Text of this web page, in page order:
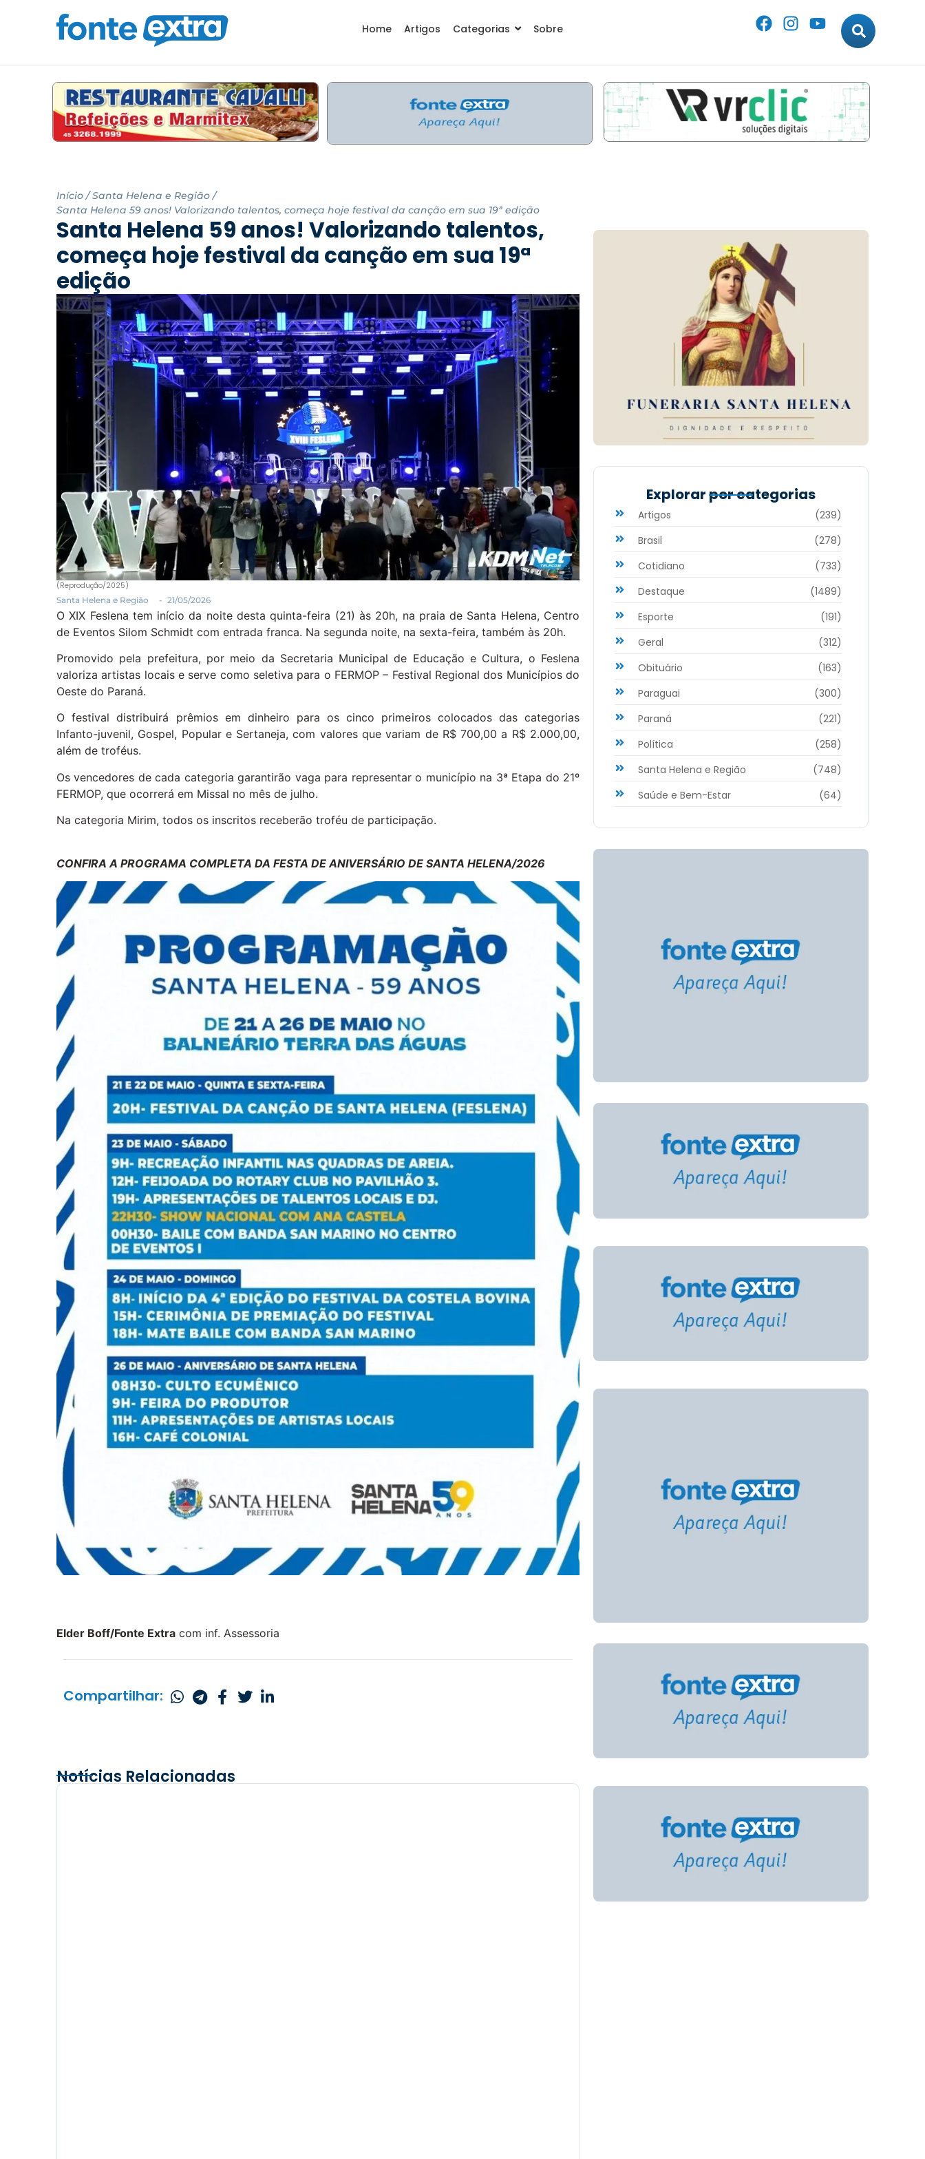
Home Artigos Categorias Sobre
Início / Santa Helena e Região /
Santa Helena 59 anos! Valorizando talentos, começa hoje festival da canção em sua 19ª edição
Santa Helena 59 anos! Valorizando talentos,
começa hoje festival da canção em sua 19ª
edição
(Reprodução/2025)
Santa Helena e Região
- 21/05/2026
O XIX Feslena tem início da noite desta quinta-feira (21) às 20h, na praia de Santa Helena, Centro
de Eventos Silom Schmidt com entrada franca. Na segunda noite, na sexta-feira, também às 20h.
Promovido pela prefeitura, por meio da Secretaria Municipal de Educação e Cultura, o Feslena
valoriza artistas locais e serve como seletiva para o FERMOP – Festival Regional dos Municípios do
Oeste do Paraná.
O festival distribuirá prêmios em dinheiro para os cinco primeiros colocados das categorias
Infanto-juvenil, Gospel, Popular e Sertaneja, com valores que variam de R$ 700,00 a R$ 2.000,00,
além de troféus.
Os vencedores de cada categoria garantirão vaga para representar o município na 3ª Etapa do 21º
FERMOP, que ocorrerá em Missal no mês de julho.
Na categoria Mirim, todos os inscritos receberão troféu de participação.
CONFIRA A PROGRAMA COMPLETA DA FESTA DE ANIVERSÁRIO DE SANTA HELENA/2026
Elder Boff/Fonte Extra com inf. Assessoria
Compartilhar:
Notícias Relacionadas
Explorar por categorias
Artigos
(239)
Brasil
(278)
Cotidiano
(733)
Destaque
(1489)
Esporte
(191)
Geral
(312)
Obituário
(163)
Paraguai
(300)
Paraná
(221)
Política
(258)
Santa Helena e Região
(748)
Saúde e Bem-Estar
(64)